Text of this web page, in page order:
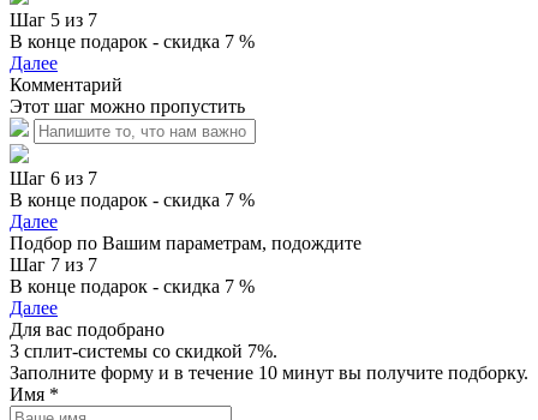
Шаг 5 из 7
В конце подарок - скидка 7 %
Далее
Комментарий
Этот шаг можно пропустить
Шаг 6 из 7
В конце подарок - скидка 7 %
Далее
Подбор по Вашим параметрам, подождите
Шаг 7 из 7
В конце подарок - скидка 7 %
Далее
Для вас подобрано
3 сплит-системы со скидкой 7%.
Заполните форму и в течение 10 минут вы получите подборку.
Имя *